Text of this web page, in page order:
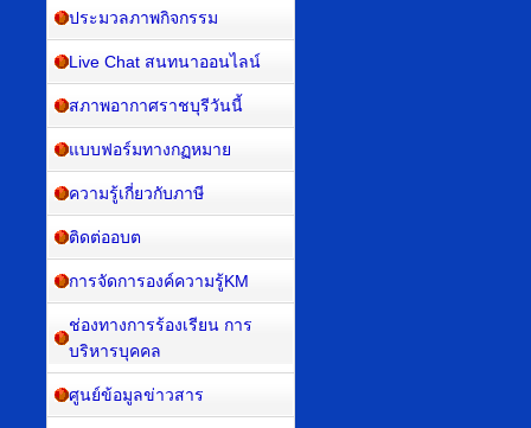
ประมวลภาพกิจกรรม
Live Chat สนทนาออนไลน์
สภาพอากาศราชบุรีวันนี้
แบบฟอร์มทางกฏหมาย
ความรู้เกี่ยวกับภาษี
ติดต่ออบต
การจัดการองค์ความรู้KM
ช่องทางการร้องเรียน การ
บริหารบุคคล
ศูนย์ข้อมูลข่าวสาร